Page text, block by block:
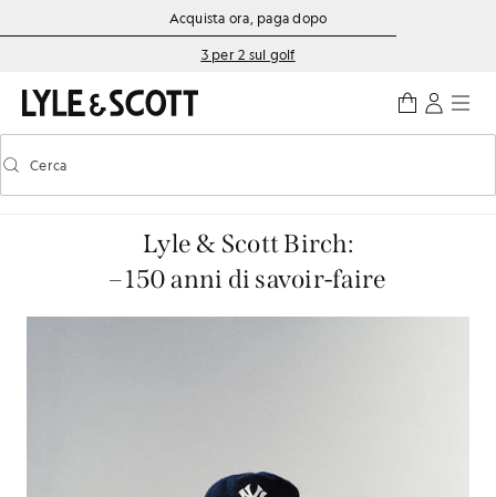
Vai al contenuto principale
Informazioni sull'accessibilitàAcquista ora, paga dopo
3 per 2 sul golf
Attiva/disattiva la ricerca predittiva
Cerca
Lyle & Scott Birch:
– 150 anni di savoir-faire